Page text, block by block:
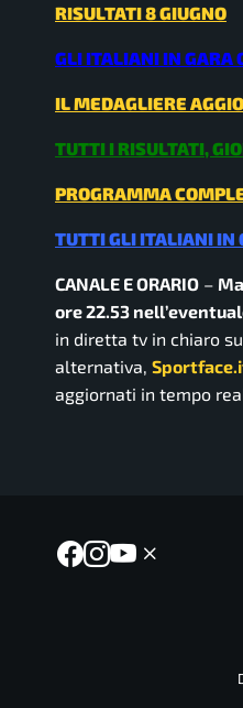
RISULTATI 8 GIUGNO
GLI ITALIANI IN GARA
IL MEDAGLIERE
TUTTI I RISULTATI,
PROGRAMMA
TUTTI GLI ITALIANI IN
CANALE E ORARIO –
ore 22.53
in diretta tv in chiaro su
alternativa,
aggiornati in tempo